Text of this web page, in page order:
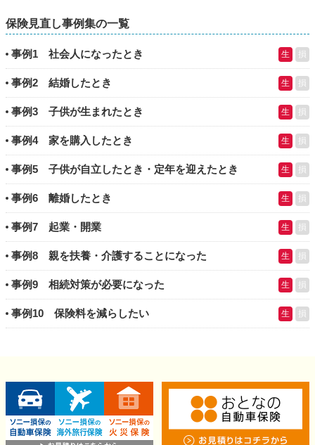
保険見直し事例集の一覧
事例1 社会人になったとき 生 損
事例2 結婚したとき 生 損
事例3 子供が生まれたとき 生 損
事例4 家を購入したとき 生 損
事例5 子供が自立したとき・定年を迎えたとき 生 損
事例6 離婚したとき 生 損
事例7 起業・開業 生 損
事例8 親を扶養・介護することになった 生 損
事例9 相続対策が必要になった 生 損
事例10 保険料を減らしたい 生 損